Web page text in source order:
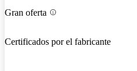
Gran oferta
Certificados por el fabricante